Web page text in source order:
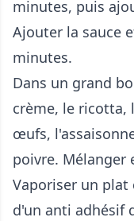
minutes, puis
Ajouter la sauce
minutes.
Dans un grand
crème, le ricotta,
œufs,
poivre. Mélanger
Vaporiser un plat
d'un anti adhésif